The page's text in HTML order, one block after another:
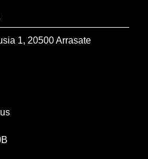
1, 20500 Arrasate